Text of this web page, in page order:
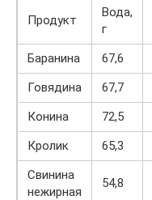
Продукт
Вода,
г
Баранина 67,6
Говядина
67,7
Конина
72,5
Кролик
65,3
Свинина
нежирная
54,8